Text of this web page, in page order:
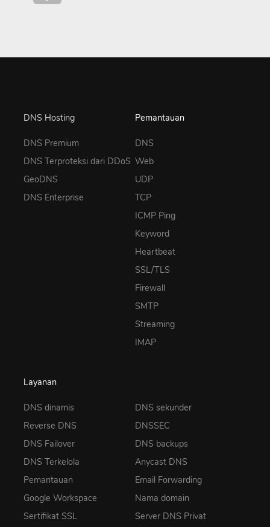
DNS Hosting
DNS Premium
DNS Terproteksi dari DDoS
GeoDNS
DNS Enterprise
Pemantauan
DNS
Web
UDP
TCP
ICMP Ping
Keyword
Heartbeat
SSL/TLS
Firewall
SMTP
Streaming
IMAP
Layanan
DNS dinamis
Reverse DNS
DNS Failover
DNS Terkelola
Pemantauan
Google Workspace
Sertifikat SSL
DNS sekunder
DNSSEC
DNS backups
Anycast DNS
Email Forwarding
Nama domain
Server DNS Privat